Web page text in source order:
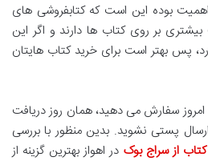
بوده این است که کتابفروشی های
بیشتری بر روی کتاب ها دارند و اگر این
پس بهتر است برای خرید کتاب هایتان
امروز سفارش می دهید، همان روز دریافت
پستی نشوید. بدین منظور با بررسی
از سراج بوک در اهواز بهترین گزینه از